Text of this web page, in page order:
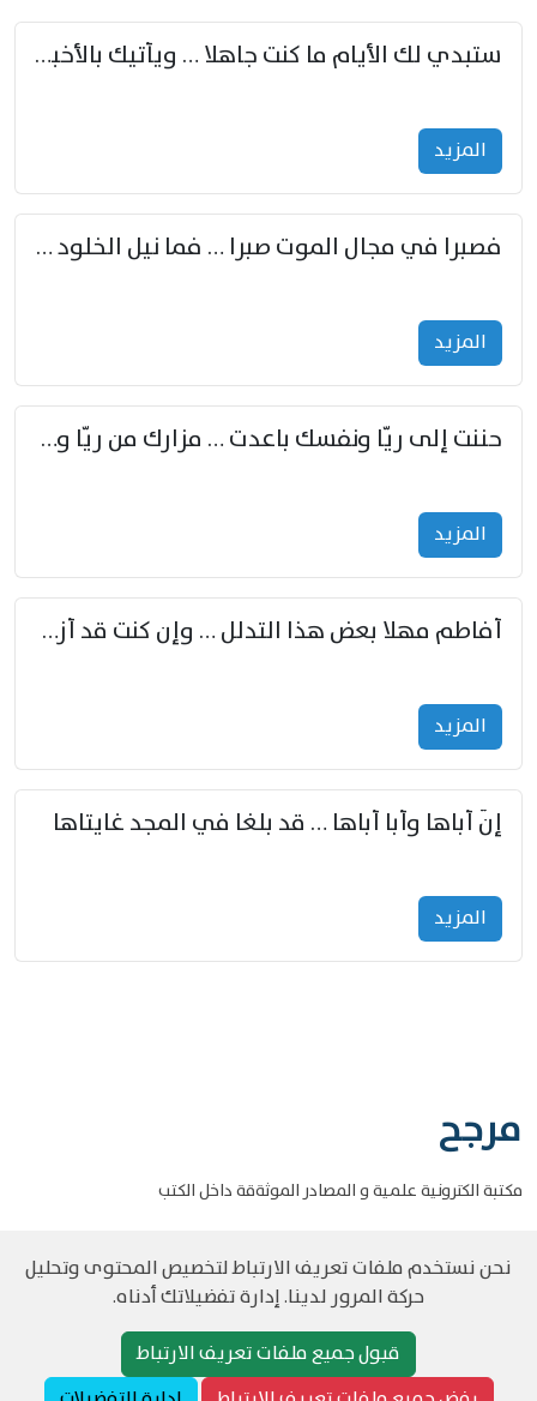
ستبدي لك الأيام ما كنت جاهلا … ويأتيك بالأخبار من لم تزوّد
المزید
فصبرا في مجال الموت صبرا … فما نيل الخلود بمستطاع
المزید
حننت إلى ريّا ونفسك باعدت … مزارك من ريّا وشعباكما معا
المزید
أفاطم مهلا بعض هذا التدلل … وإن كنت قد أزمعت صرمي فأجملي
المزید
إنّ أباها وأبا أباها … قد بلغا في المجد غايتاها
المزید
مرجح
مكتبة الكترونية علمية و المصادر الموثةقة داخل الكتب
حقوق الطبع والنشر مرجح جميع الحقوق محفوظةسياسة و الخصوصية
نحن نستخدم ملفات تعريف الارتباط لتخصيص المحتوى وتحليل
حركة المرور لدينا. إدارة تفضيلاتك أدناه.
قبول جميع ملفات تعريف الارتباط